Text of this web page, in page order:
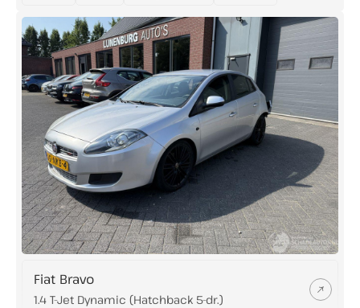
Fiat Bravo
1.4 T-Jet Dynamic (Hatchback 5-dr.)